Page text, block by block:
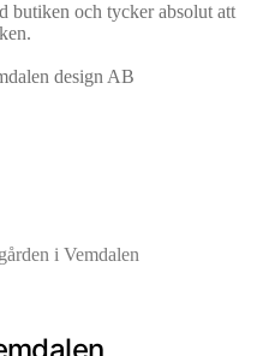
butiken och tycker absolut att
design AB